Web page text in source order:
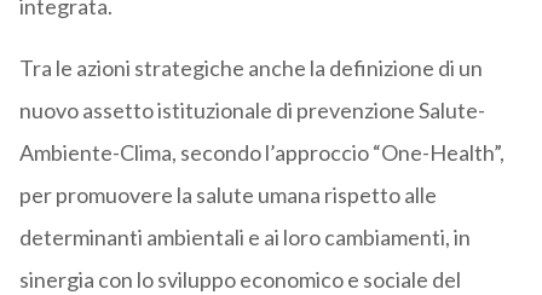
integrata.
Tra le azioni strategiche anche la definizione di un
nuovo assetto istituzionale di prevenzione Salute-
Ambiente-Clima, secondo l’approccio “One-Health”,
per promuovere la salute umana rispetto alle
determinanti ambientali e ai loro cambiamenti, in
sinergia con lo sviluppo economico e sociale del